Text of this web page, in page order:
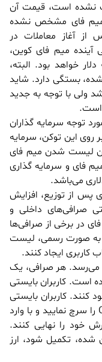
نشده است، قیمت آن
فای مشخص نشده
آغاز معاملات در
میم فای کوین،
قیمت میم فای بین 0.06 تا 0.10 دلار خواهد بود. البته،
بستگی دارد. شاید
ولی با توجه به جدید
است.
توجه سرمایه گذاران
روی این توکن، سرمایه
لیست شدن میم فای
فای و سرمایه گذاری
می‌باشد.
از توزیع، افزایش
صرافی‌های داخلی و
در برخی از صرافی‌ها
به صورت رسمی، لیست
کاربری ایجاد کنند.
می‌رسد. هر صرافی، یک
است. کاربران بایستی
کنند. کاربران بایستی
برای خرید رمز ارز میم فای کوین، ارز CATI را سرچ نمایید و با وارد
خود را نهایی کنند.
تکمیل شود، ارز